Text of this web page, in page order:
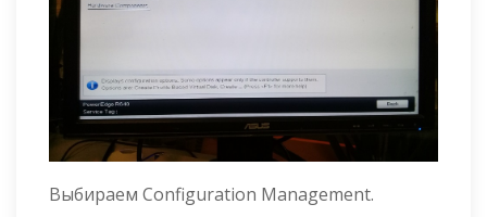
Выбираем Configuration Management.